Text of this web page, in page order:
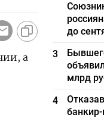
а
до
3
млрд
4